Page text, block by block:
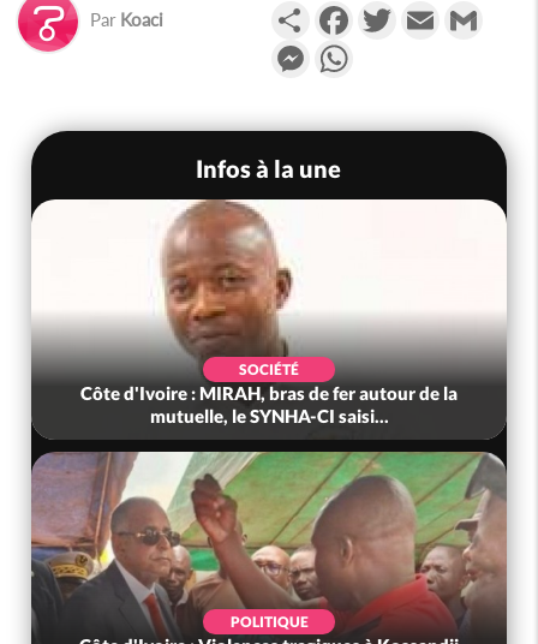
Par Koaci PartagerFacebookTwitterEmail
Messenger
Infos à la une
SOCIÉTÉ
Côte d'Ivoire : MIRAH, bras de fer autour de la
mutuelle, le SYNHA-CI saisi...
POLITIQUE